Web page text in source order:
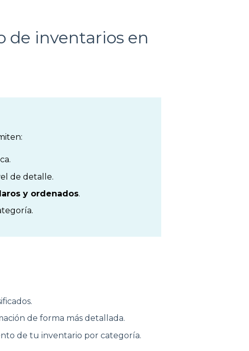
de inventarios en
de detalle.
y ordenados.
de forma más detallada.
de tu inventario por categoría.